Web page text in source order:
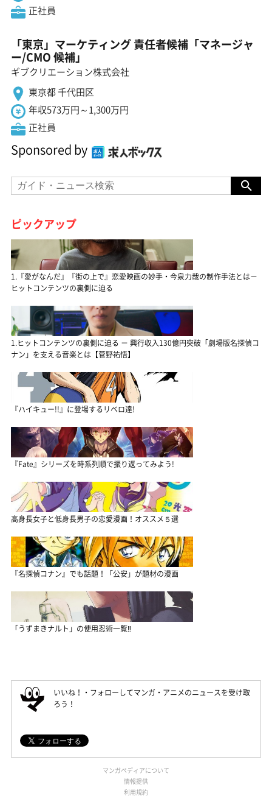
正社員
「東京」マーケティング 責任者候補「マネージャ
ー/CMO 候補」
ギブクリエーション株式会社
東京都 千代田区
年収573万円～1,300万円
正社員
Sponsored by
ピックアップ
1.『愛がなんだ』『街の上で』恋愛映画の妙手・今泉力哉の制作手法とは－
ヒットコンテンツの裏側に迫る
1.ヒットコンテンツの裏側に迫る － 興行収入130億円突破「劇場版名探偵コ
ナン」を支える音楽とは【菅野祐悟】
『ハイキュー!!』に登場するリベロ達!
『Fate』シリーズを時系列順で振り返ってみよう!
高身長女子と低身長男子の恋愛漫画！オススメ５選
『名探偵コナン』でも話題！「公安」が題材の漫画
「うずまきナルト」の使用忍術一覧‼
いいね！・フォローしてマンガ・アニメのニュースを受け取
ろう！
マンガペディアについて
情報提供
利用規約